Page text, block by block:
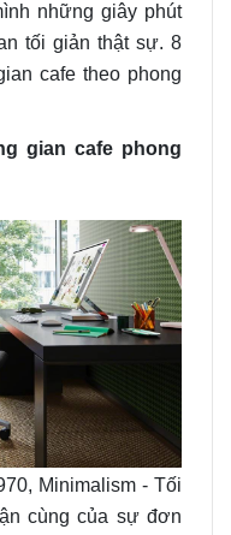
những giây phút
tối giản thật sự. 8
cafe theo phong
gian cafe phong
Minimalism - Tối
cùng của sự đơn